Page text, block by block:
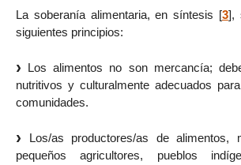
La soberanía alimentaria, en síntesis [3],
siguientes principios:
Los alimentos no son mercancía;
nutritivos y culturalmente adecuados
comunidades.
Los/as productores/as de alimentos,
pequeños agricultores, pueblos